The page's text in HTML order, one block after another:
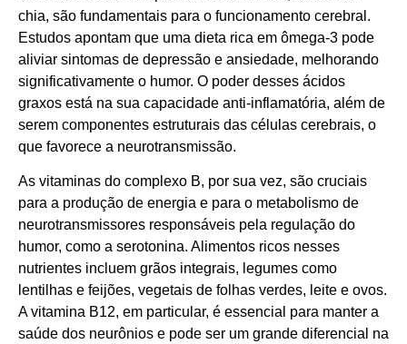
chia, são fundamentais para o funcionamento cerebral.
Estudos apontam que uma dieta rica em ômega-3 pode
aliviar sintomas de depressão e ansiedade, melhorando
significativamente o humor. O poder desses ácidos
graxos está na sua capacidade anti-inflamatória, além de
serem componentes estruturais das células cerebrais, o
que favorece a neurotransmissão.
As vitaminas do complexo B, por sua vez, são cruciais
para a produção de energia e para o metabolismo de
neurotransmissores responsáveis pela regulação do
humor, como a serotonina. Alimentos ricos nesses
nutrientes incluem grãos integrais, legumes como
lentilhas e feijões, vegetais de folhas verdes, leite e ovos.
A vitamina B12, em particular, é essencial para manter a
saúde dos neurônios e pode ser um grande diferencial na